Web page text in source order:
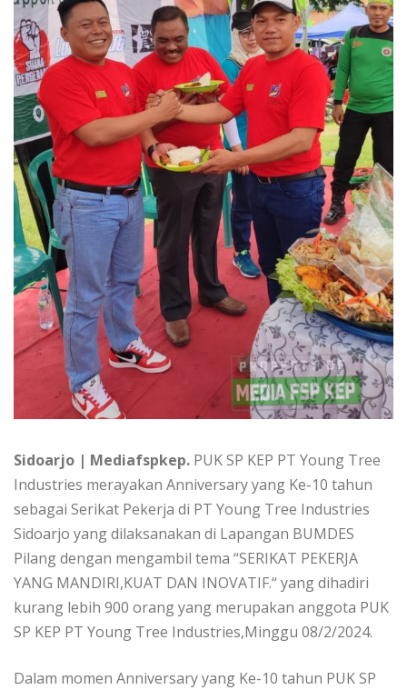
Sidoarjo | Mediafspkep. PUK SP KEP PT Young Tree
Industries merayakan Anniversary yang Ke-10 tahun
sebagai Serikat Pekerja di PT Young Tree Industries
Sidoarjo yang dilaksanakan di Lapangan BUMDES
Pilang dengan mengambil tema “SERIKAT PEKERJA
YANG MANDIRI,KUAT DAN INOVATIF.“ yang dihadiri
kurang lebih 900 orang yang merupakan anggota PUK
SP KEP PT Young Tree Industries,Minggu 08/2/2024.
Dalam momen Anniversary yang Ke-10 tahun PUK SP